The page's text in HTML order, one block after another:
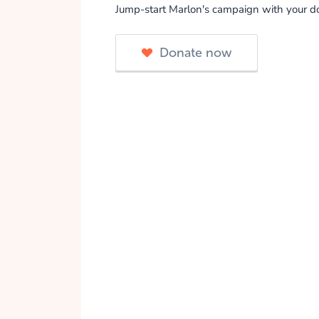
Jump-start Marlon's campaign with your
Donate now